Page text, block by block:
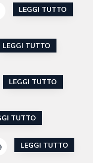
LEGGI TUTTO
LEGGI TUTTO
LEGGI TUTTO
TUTTO
LEGGI TUTTO